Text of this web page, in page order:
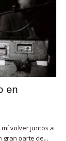
en
mí volver juntos a
gran parte de...